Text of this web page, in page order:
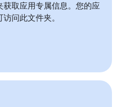
取应用专属信息。您的应
问此文件夹。